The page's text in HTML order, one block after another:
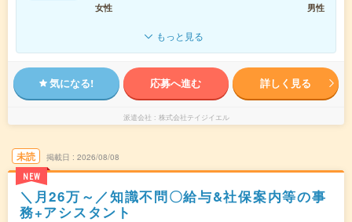
女性
男性
もっと見る
気になる! 応募へ進む 詳しく見る
派遣会社 株式会社テイジイエル
未読
NEW
掲載日 2026/08/08
＼月26万～／知識不問〇給与&社保案内等の事
務+アシスタント